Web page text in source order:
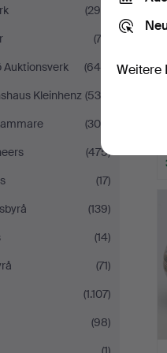
(294)
(72)
Auktionsverk
(645)
Kleinhenz (530)
(308)
(475)
(17)
(139)
(14)
(71)
(1.107)
(98)
Weitere